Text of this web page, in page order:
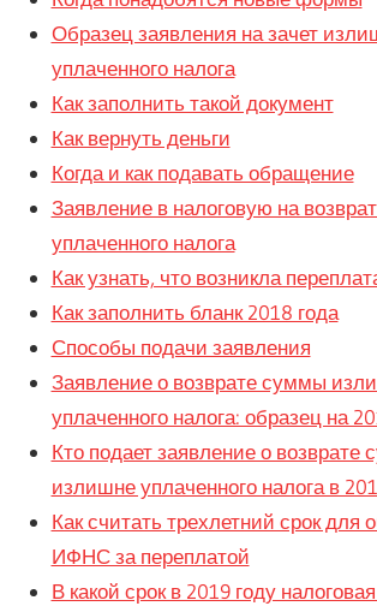
Образец заявления на зачет
уплаченного налога
Как заполнить такой документ
Как вернуть деньги
Когда и как подавать обращение
Заявление в налоговую на
уплаченного налога
Как узнать, что возникла
Как заполнить бланк 2018 года
Способы подачи заявления
Заявление о возврате суммы
уплаченного налога: образец на
Кто подает заявление о возврате
излишне уплаченного налога в
Как считать трехлетний срок для
ИФНС за переплатой
В какой срок в 2019 году